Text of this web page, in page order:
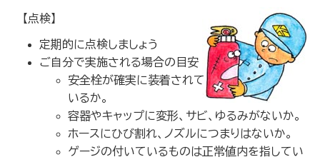
【点検】
定期的に点検しましょう
ご自分で実施される場合の目安
安全栓が確実に装着されて
いるか。
容器やキャップに変形、サビ、ゆるみがないか。
ホースにひび割れ、ノズルにつまりはないか。
ゲージの付いているものは正常値内を指してい